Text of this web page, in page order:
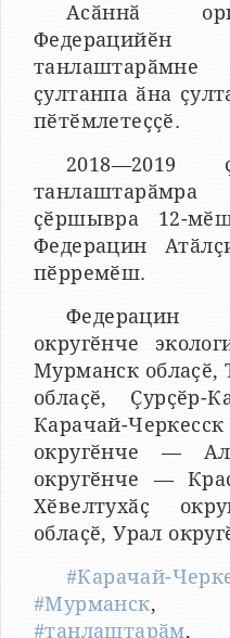
Асӑннӑ
ҫултанпа ӑна
пӗтӗмлетеҫҫӗ.
2018—2019
танлаштарӑмра
ҫӗршывра 12-
Федерацин
пӗрремӗш.
Федерацин
округӗнче
Мурманск облаҫӗ,
облаҫӗ, Ҫурҫӗр-
Карачай-
округӗнче —
округӗнче —
Хӗвелтухӑҫ
облаҫӗ, Урал
#Карачай-
#Мурманск
#танлаштарӑм